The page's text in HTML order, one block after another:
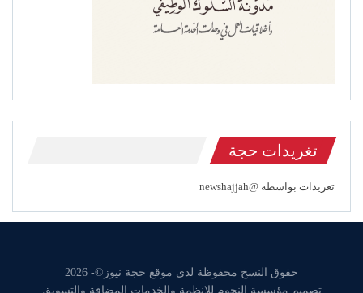
تغريدات حجة
تغريدات بواسطة @newshajjah
حقوق النسخ محفوظة لدى موقع حجة نيوز©- 2026
تصميم مؤسسة النجوم للانظمة والخدمات المضافة والتسويق